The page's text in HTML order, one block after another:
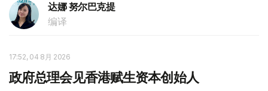
达娜 努尔巴克提
编译
17:52, 04 8月 2026
政府总理会见香港赋生资本创始人